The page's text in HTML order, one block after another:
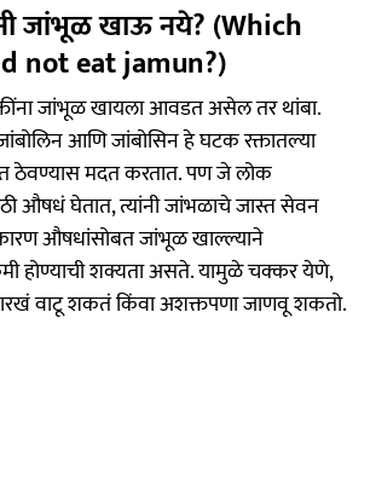
जांभूळ खाऊ नये? (Which
not eat jamun?)
जांभूळ खायला आवडत असेल तर थांबा.
आणि जांबोसिन हे घटक रक्तातल्या
ठेवण्यास मदत करतात. पण जे लोक
औषधं घेतात, त्यांनी जांभळाचे जास्त सेवन
औषधांसोबत जांभूळ खाल्ल्याने
होण्याची शक्यता असते. यामुळे चक्कर येणे,
वाटू शकतं किंवा अशक्तपणा जाणवू शकतो.